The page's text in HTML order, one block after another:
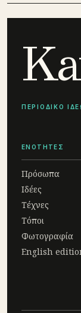
ΠΕΡΙΟΔΙΚΟ
ΕΝΟΤΗΤΕΣ
Πρόσωπα
Ιδέες
Τέχνες
Τόποι
Φωτογραφία
English